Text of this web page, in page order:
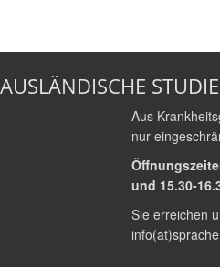
Aus
nur
und 15.30-
Sie erreichen